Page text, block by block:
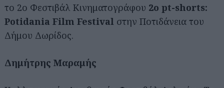
το 2ο Φεστιβάλ Κινηματογράφου 2ο pt-shorts:
Potidania Film Festival στην Ποτιδάνεια του
Δήμου Δωρίδος.
Δημήτρης Μαραμής